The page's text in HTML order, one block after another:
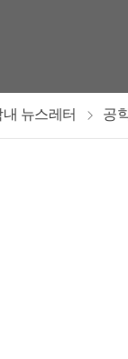
내 뉴스레터 공